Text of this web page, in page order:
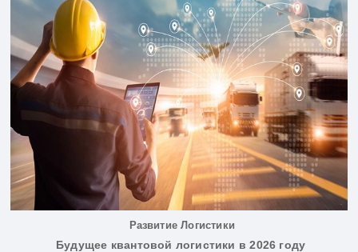
Развитие Логистики
Будущее квантовой логистики в 2026 году